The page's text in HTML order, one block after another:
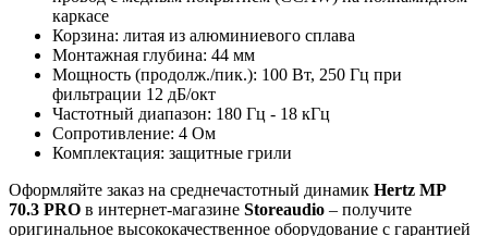
каркасе
Корзина: литая из алюминиевого сплава
Монтажная глубина: 44 мм
Мощность (продолж./пик.): 100 Вт, 250 Гц при
фильтрации 12 дБ/окт
Частотный диапазон: 180 Гц - 18 кГц
Сопротивление: 4 Ом
Комплектация: защитные грили
Оформляйте заказ на среднечастотный динамик Hertz MP
70.3 PRO в интернет-магазине Storeaudio – получите
оригинальное высококачественное оборудование с гарантией